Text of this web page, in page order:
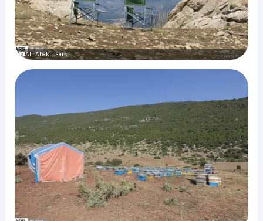
Ali Abak | Fars